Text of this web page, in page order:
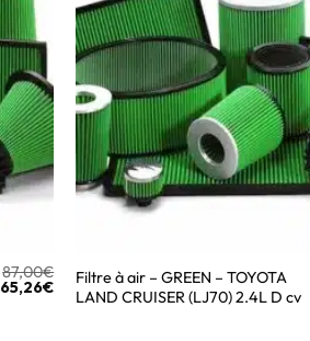
87,00€
65,26€
Filtre à air – GREEN – TOYOTA
LAND CRUISER (LJ70) 2.4L D cv